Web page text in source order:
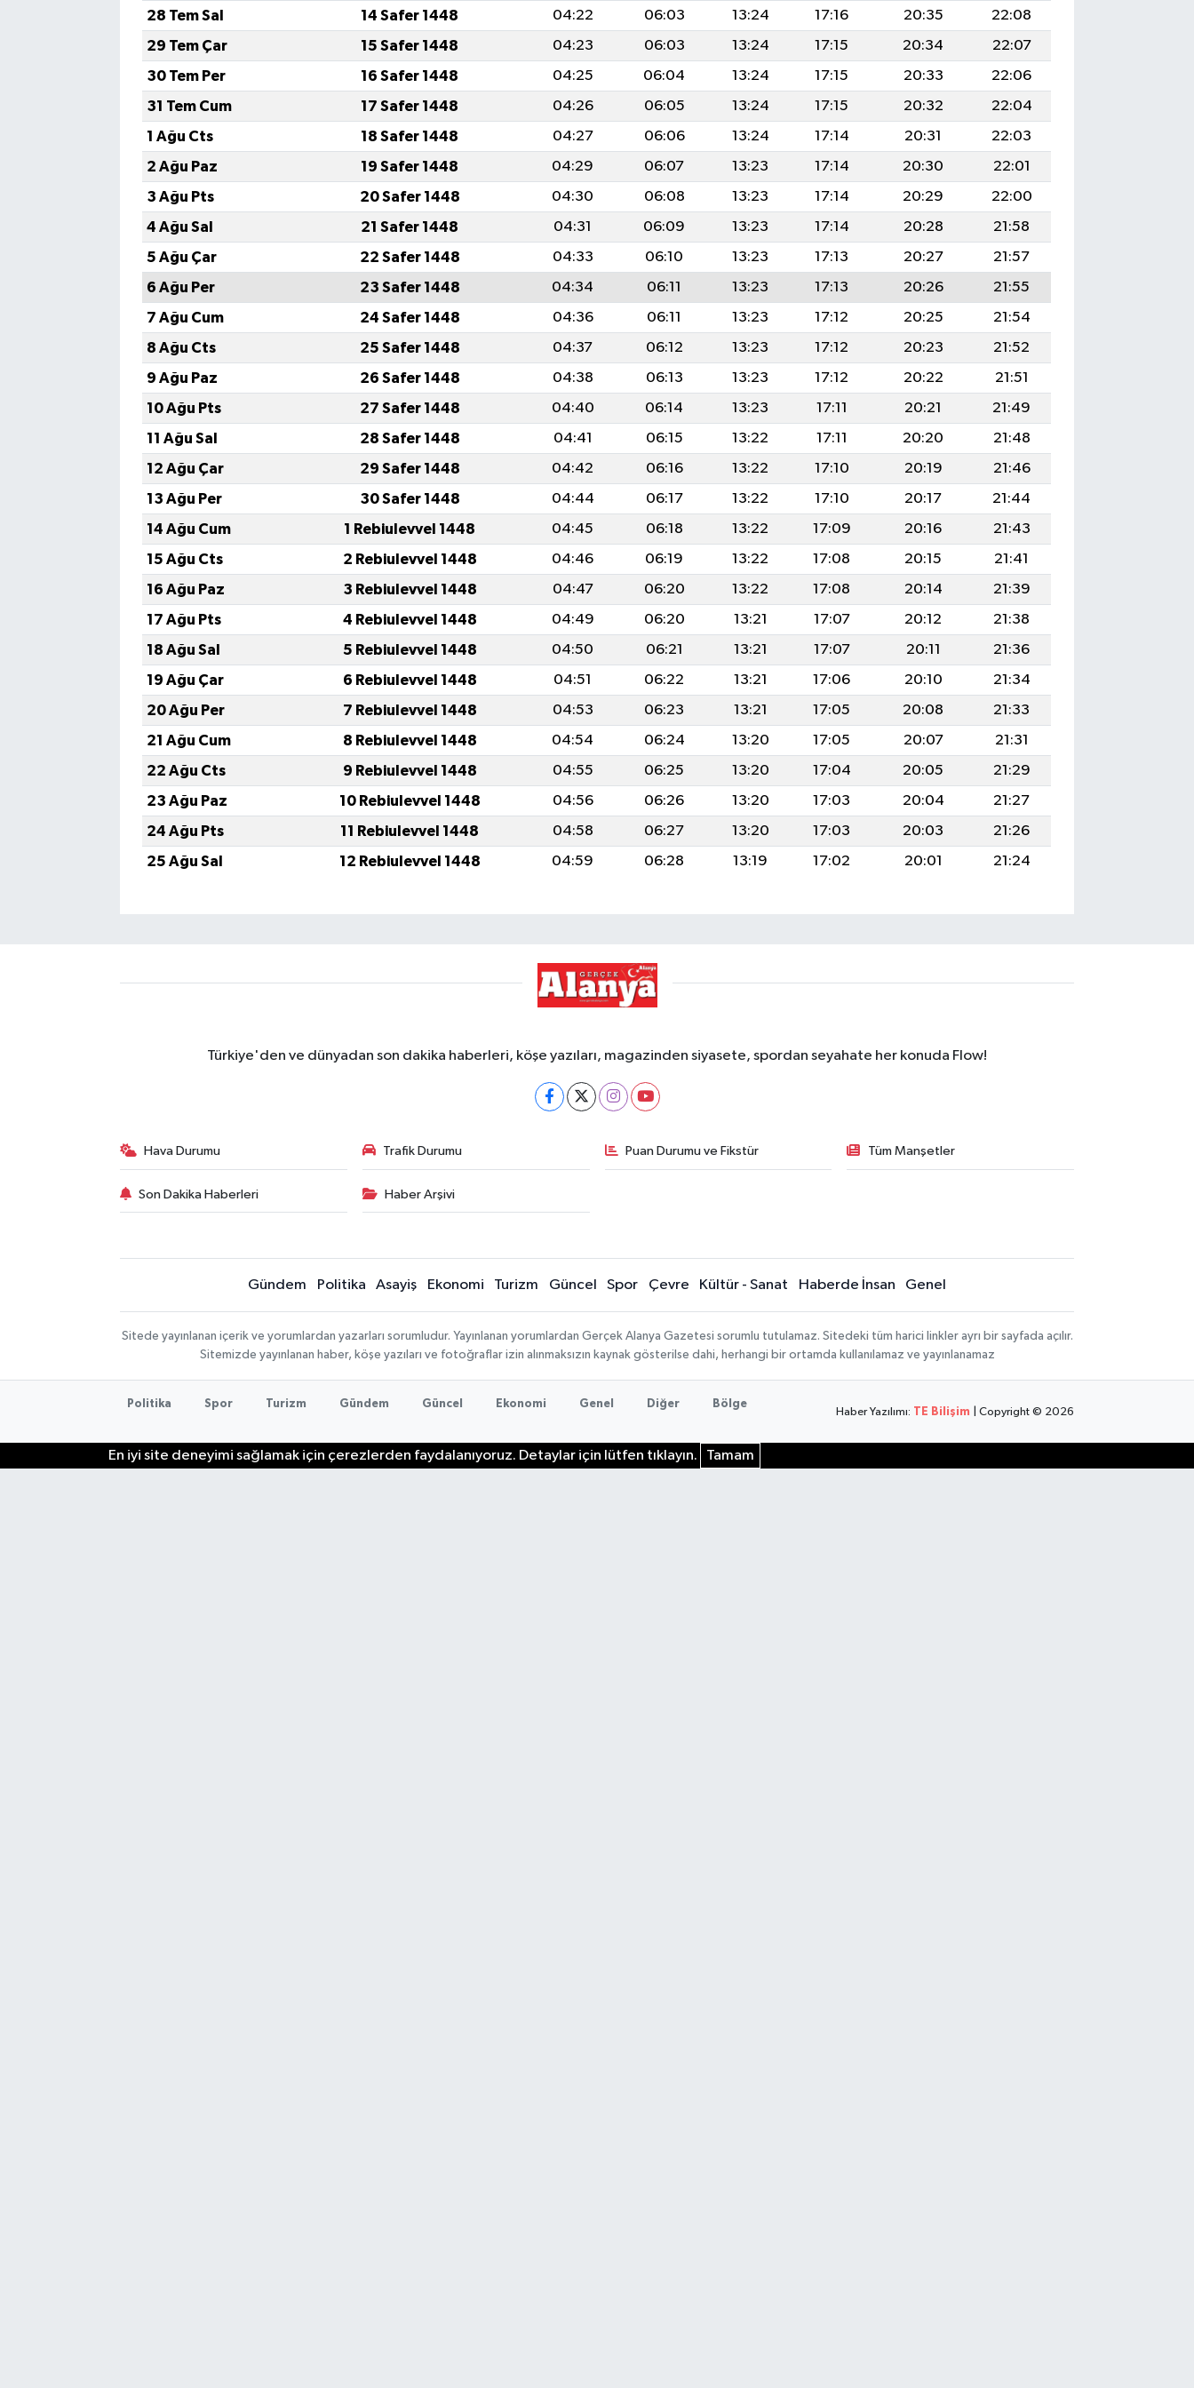
28 Tem Sal
14 Safer 1448 04:22 06:03 13:24 17:16 20:35
22:08
29 Tem Çar
15 Safer 1448 04:23 06:03 13:24 17:15 20:34
22:07
30 Tem Per
16 Safer 1448 04:25 06:04 13:24 17:15 20:33
22:06
31 Tem Cum
17 Safer 1448 04:26 06:05 13:24 17:15 20:32
22:04
1 Ağu Cts
18 Safer 1448 04:27 06:06 13:24 17:14 20:31
22:03
2 Ağu Paz
19 Safer 1448 04:29 06:07 13:23 17:14 20:30
22:01
3 Ağu Pts
20 Safer 1448 04:30 06:08 13:23 17:14 20:29
22:00
4 Ağu Sal
21 Safer 1448 04:31 06:09 13:23 17:14 20:28
21:58
5 Ağu Çar
22 Safer 1448 04:33 06:10 13:23 17:13 20:27
21:57
6 Ağu Per
23 Safer 1448 04:34 06:11 13:23 17:13 20:26
21:55
7 Ağu Cum
24 Safer 1448 04:36 06:11 13:23 17:12 20:25
21:54
8 Ağu Cts
25 Safer 1448 04:37 06:12 13:23 17:12 20:23
21:52
9 Ağu Paz
26 Safer 1448 04:38 06:13 13:23 17:12 20:22
21:51
10 Ağu Pts
27 Safer 1448 04:40 06:14 13:23 17:11 20:21
21:49
11 Ağu Sal
28 Safer 1448 04:41 06:15 13:22 17:11 20:20
21:48
12 Ağu Çar
29 Safer 1448 04:42 06:16 13:22 17:10 20:19
21:46
13 Ağu Per
30 Safer 1448 04:44 06:17 13:22 17:10 20:17
21:44
14 Ağu Cum
1 Rebiulevvel 1448 04:45 06:18 13:22 17:09 20:16
21:43
15 Ağu Cts
2 Rebiulevvel 1448 04:46 06:19 13:22 17:08 20:15
21:41
16 Ağu Paz
3 Rebiulevvel 1448 04:47 06:20 13:22 17:08 20:14
21:39
17 Ağu Pts
4 Rebiulevvel 1448 04:49 06:20 13:21 17:07 20:12
21:38
18 Ağu Sal
5 Rebiulevvel 1448 04:50 06:21 13:21 17:07 20:11
21:36
19 Ağu Çar
6 Rebiulevvel 1448 04:51 06:22 13:21 17:06 20:10
21:34
20 Ağu Per
7 Rebiulevvel 1448 04:53 06:23 13:21 17:05 20:08
21:33
21 Ağu Cum
8 Rebiulevvel 1448 04:54 06:24 13:20 17:05 20:07
21:31
22 Ağu Cts
9 Rebiulevvel 1448 04:55 06:25 13:20 17:04 20:05
21:29
23 Ağu Paz
10 Rebiulevvel 1448 04:56 06:26 13:20 17:03 20:04
21:27
24 Ağu Pts
11 Rebiulevvel 1448 04:58 06:27 13:20 17:03 20:03
21:26
25 Ağu Sal
12 Rebiulevvel 1448 04:59 06:28 13:19 17:02 20:01 21:24
Türkiye'den ve dünyadan son dakika haberleri, köşe yazıları, magazinden siyasete, spordan seyahate her konuda Flow!
Hava Durumu Trafik Durumu Puan Durumu ve Fikstür Tüm Manşetler
Son Dakika Haberleri Haber Arşivi
Gündem Politika Asayiş Ekonomi Turizm Güncel Spor Çevre Kültür - Sanat Haberde İnsan Genel
Sitede yayınlanan içerik ve yorumlardan yazarları sorumludur. Yayınlanan yorumlardan Gerçek Alanya Gazetesi sorumlu tutulamaz. Sitedeki tüm harici linkler ayrı bir sayfada açılır.
Sitemizde yayınlanan haber, köşe yazıları ve fotoğraflar izin alınmaksızın kaynak gösterilse dahi, herhangi bir ortamda kullanılamaz ve yayınlanamaz
Politika Spor Turizm Gündem Güncel Ekonomi Genel Diğer Bölge
Haber Yazılımı: TE Bilişim | Copyright © 2026
En iyi site deneyimi sağlamak için çerezlerden faydalanıyoruz. Detaylar için lütfen tıklayın. Tamam